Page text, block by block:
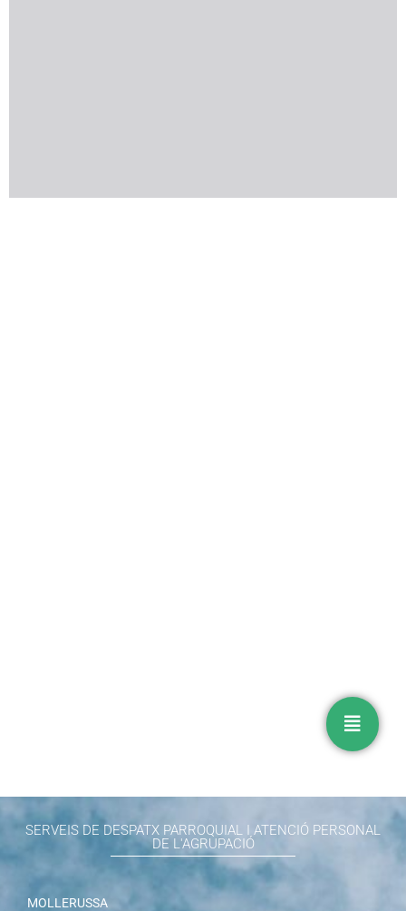
SERVEIS DE DESPATX PARROQUIAL I ATENCIÓ PERSONAL
DE L'AGRUPACIÓ
MOLLERUSSA